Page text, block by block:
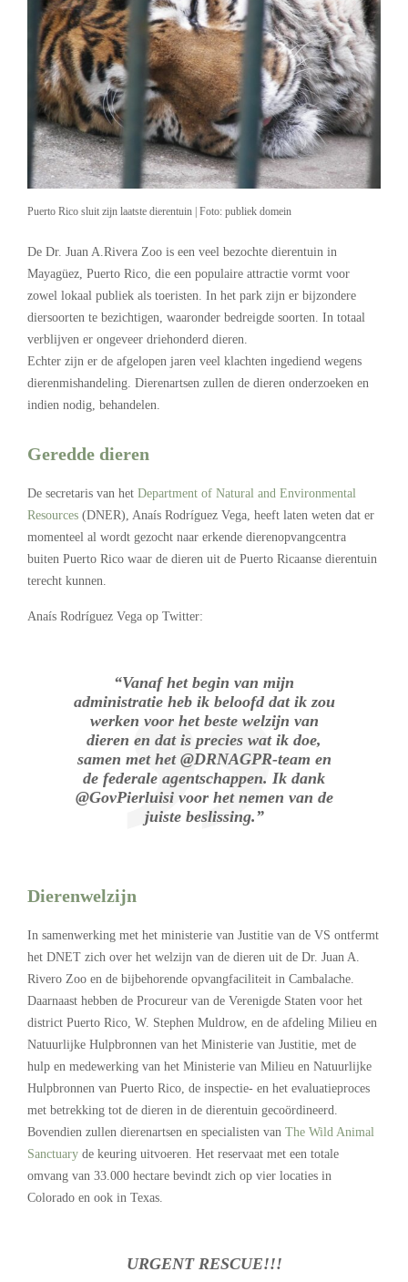
Puerto Rico sluit zijn laatste dierentuin | Foto: publiek domein
De Dr. Juan A.Rivera Zoo is een veel bezochte dierentuin in
Mayagüez, Puerto Rico, die een populaire attractie vormt voor
zowel lokaal publiek als toeristen. In het park zijn er bijzondere
diersoorten te bezichtigen, waaronder bedreigde soorten. In totaal
verblijven er ongeveer driehonderd dieren.
Echter zijn er de afgelopen jaren veel klachten ingediend wegens
dierenmishandeling. Dierenartsen zullen de dieren onderzoeken en
indien nodig, behandelen.
Geredde dieren
De secretaris van het Department of Natural and Environmental
Resources (DNER), Anaís Rodríguez Vega, heeft laten weten dat er
momenteel al wordt gezocht naar erkende dierenopvangcentra
buiten Puerto Rico waar de dieren uit de Puerto Ricaanse dierentuin
terecht kunnen.
Anaís Rodríguez Vega op Twitter:
“Vanaf het begin van mijn
administratie heb ik beloofd dat ik zou
werken voor het beste welzijn van
dieren en dat is precies wat ik doe,
samen met het @DRNAGPR-team en
de federale agentschappen. Ik dank
@GovPierluisi voor het nemen van de
juiste beslissing.”
Dierenwelzijn
In samenwerking met het ministerie van Justitie van de VS ontfermt
het DNET zich over het welzijn van de dieren uit de Dr. Juan A.
Rivero Zoo en de bijbehorende opvangfaciliteit in Cambalache.
Daarnaast hebben de Procureur van de Verenigde Staten voor het
district Puerto Rico, W. Stephen Muldrow, en de afdeling Milieu en
Natuurlijke Hulpbronnen van het Ministerie van Justitie, met de
hulp en medewerking van het Ministerie van Milieu en Natuurlijke
Hulpbronnen van Puerto Rico, de inspectie- en het evaluatieproces
met betrekking tot de dieren in de dierentuin gecoördineerd.
Bovendien zullen dierenartsen en specialisten van The Wild Animal
Sanctuary de keuring uitvoeren. Het reservaat met een totale
omvang van 33.000 hectare bevindt zich op vier locaties in
Colorado en ook in Texas.
URGENT RESCUE!!!